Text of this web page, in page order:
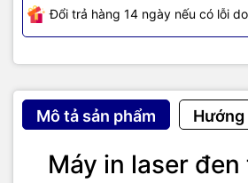
Đổi trả hàng 14 ngày nếu có lỗi
Mô tả sản phẩm Hướng
Máy in laser đen